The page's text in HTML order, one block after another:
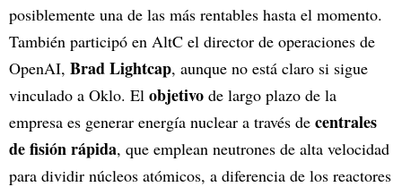
posiblemente una de las más rentables hasta el momento.
También participó en AltC el director de operaciones de
OpenAI, Brad Lightcap, aunque no está claro si sigue
vinculado a Oklo. El objetivo de largo plazo de la
empresa es generar energía nuclear a través de centrales
de fisión rápida, que emplean neutrones de alta velocidad
para dividir núcleos atómicos, a diferencia de los reactores